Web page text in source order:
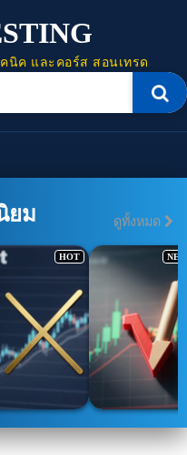
นิค และคอร์ส สอนเทรด
ยม ดูทั้งหมด
HOT